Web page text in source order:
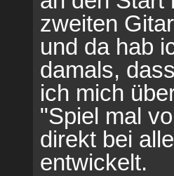
zweiten
und da hab
damals,
ich mich
"Spiel mal
direkt bei
entwickelt.